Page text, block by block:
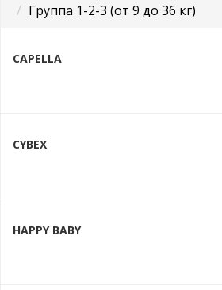
Группа 1-2-3 (от 9 до 36 кг)
CAPELLA
CYBEX
HAPPY BABY